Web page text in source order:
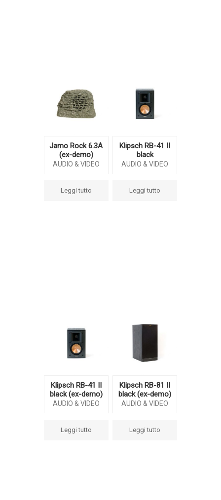
Jamo Rock 6.3A
(ex-demo)
AUDIO & VIDEO
Leggi tutto
Klipsch RB-41 II
black
AUDIO & VIDEO
Leggi tutto
Klipsch RB-41 II
black (ex-demo)
AUDIO & VIDEO
Leggi tutto
Klipsch RB-81 II
black (ex-demo)
AUDIO & VIDEO
Leggi tutto